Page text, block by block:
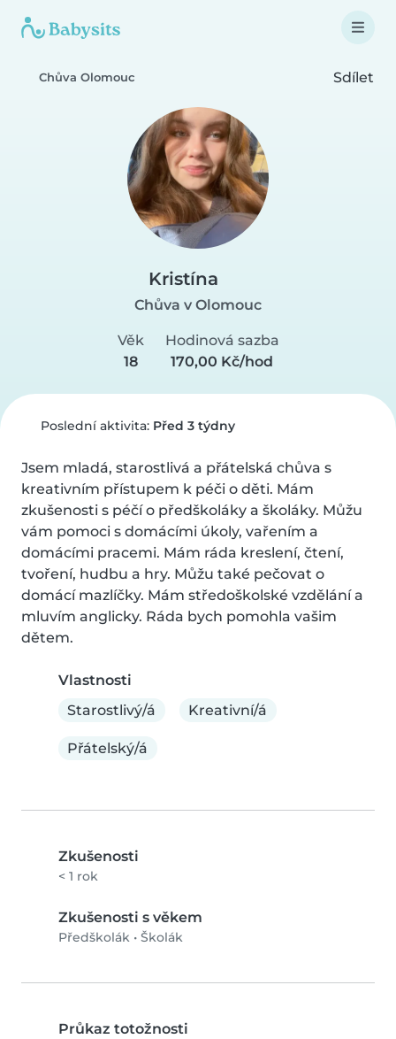
Chůva Olomouc Sdílet
Kristína
Chůva v Olomouc
Věk
18
Hodinová sazba
170,00 Kč/hod
Poslední aktivita: Před 3 týdny
Jsem mladá, starostlivá a přátelská chůva s
kreativním přístupem k péči o děti. Mám
zkušenosti s péčí o předškoláky a školáky. Můžu
vám pomoci s domácími úkoly, vařením a
domácími pracemi. Mám ráda kreslení, čtení,
tvoření, hudbu a hry. Můžu také pečovat o
domácí mazlíčky. Mám středoškolské vzdělání a
mluvím anglicky. Ráda bych pomohla vašim
dětem.
Vlastnosti
Starostlivý/á
Kreativní/á
Přátelský/á
Zkušenosti
< 1 rok
Zkušenosti s věkem
Předškolák • Školák
Průkaz totožnosti